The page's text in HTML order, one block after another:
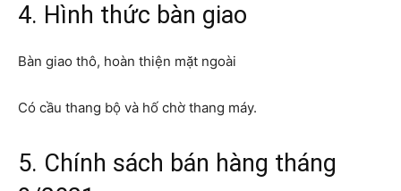
4. Hình thức bàn giao
Bàn giao thô, hoàn thiện mặt ngoài
Có cầu thang bộ và hố chờ thang máy.
5. Chính sách bán hàng tháng